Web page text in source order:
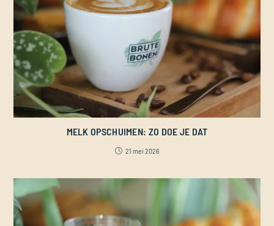
MELK OPSCHUIMEN: ZO DOE JE DAT
21 mei 2026